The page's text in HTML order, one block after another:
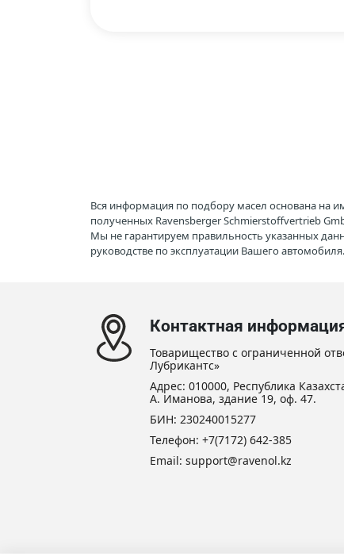
Вся информация по подбору масел основана на
полученных Ravensberger Schmierstoffvertrieb
Мы не гарантируем правильность указанных
руководстве по эксплуатации Вашего автомобиля.
Контактная
Товарищество с ограниченной
Лубрикантс»
Адрес: 010000, Республика
А. Иманова, здание 19, оф. 47.
БИН: 230240015277
Телефон: +7(7172) 642-385
Email: support@ravenol.kz